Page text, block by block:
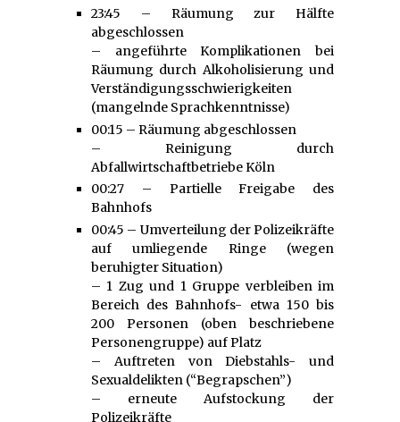
23:45 – Räumung zur Hälfte
abgeschlossen
– angeführte Komplikationen bei
Räumung durch Alkoholisierung und
Verständigungsschwierigkeiten
(mangelnde Sprachkenntnisse)
00:15 – Räumung abgeschlossen
– Reinigung durch
Abfallwirtschaftbetriebe Köln
00:27 – Partielle Freigabe des
Bahnhofs
00:45 – Umverteilung der Polizeikräfte
auf umliegende Ringe (wegen
beruhigter Situation)
– 1 Zug und 1 Gruppe verbleiben im
Bereich des Bahnhofs- etwa 150 bis
200 Personen (oben beschriebene
Personengruppe) auf Platz
– Auftreten von Diebstahls- und
Sexualdelikten (“Begrapschen”)
– erneute Aufstockung der
Polizeikräfte